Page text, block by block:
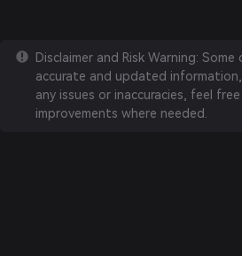
Disclaimer and Risk Warning:
accurate and updated
any issues or inaccuracies, feel
improvements where needed.